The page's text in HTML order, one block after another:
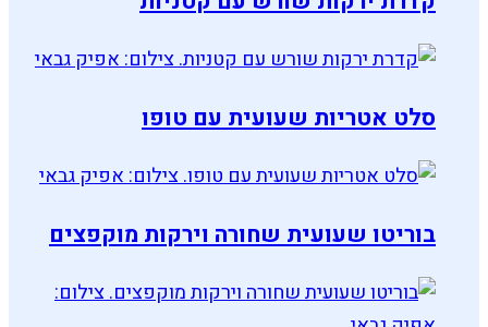
סלט אטריות שעועית עם טופו
בוריטו שעועית שחורה וירקות מוקפצים